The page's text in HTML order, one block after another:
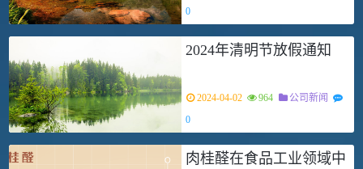
0
2024年清明节放假通知
2024-04-02 964
公司新闻
0
肉桂醛在食品工业领域中